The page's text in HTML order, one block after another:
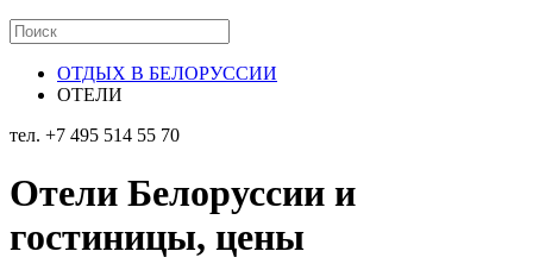
ОТДЫХ В БЕЛОРУССИИ
ОТЕЛИ
тел. +7 495 514 55 70
Отели Белоруссии и
гостиницы, цены